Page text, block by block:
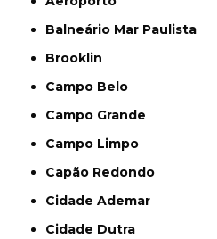
Balneário Mar Paulista
Brooklin
Campo Belo
Campo Grande
Campo Limpo
Capão Redondo
Cidade Ademar
Cidade Dutra